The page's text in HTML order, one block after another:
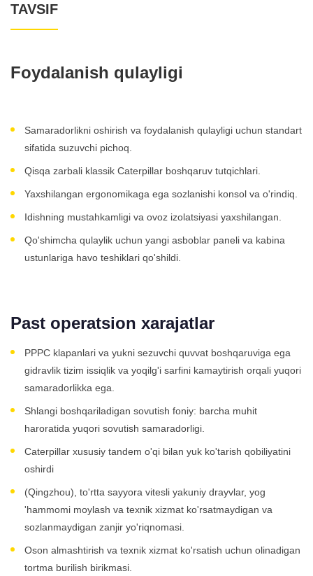
TAVSIF
Foydalanish qulayligi
Samaradorlikni oshirish va foydalanish qulayligi uchun standart
sifatida suzuvchi pichoq.
Qisqa zarbali klassik Caterpillar boshqaruv tutqichlari.
Yaxshilangan ergonomikaga ega sozlanishi konsol va o'rindiq.
Idishning mustahkamligi va ovoz izolatsiyasi yaxshilangan.
Qo'shimcha qulaylik uchun yangi asboblar paneli va kabina
ustunlariga havo teshiklari qo'shildi.
Past operatsion xarajatlar
PPPC klapanlari va yukni sezuvchi quvvat boshqaruviga ega
gidravlik tizim issiqlik va yoqilg'i sarfini kamaytirish orqali yuqori
samaradorlikka ega.
Shlangi boshqariladigan sovutish foniy: barcha muhit
haroratida yuqori sovutish samaradorligi.
Caterpillar xususiy tandem o'qi bilan yuk ko'tarish qobiliyatini
oshirdi
(Qingzhou), to'rtta sayyora vitesli yakuniy drayvlar, yog
'hammomi moylash va texnik xizmat ko'rsatmaydigan va
sozlanmaydigan zanjir yo'riqnomasi.
Oson almashtirish va texnik xizmat ko'rsatish uchun olinadigan
tortma burilish birikmasi.